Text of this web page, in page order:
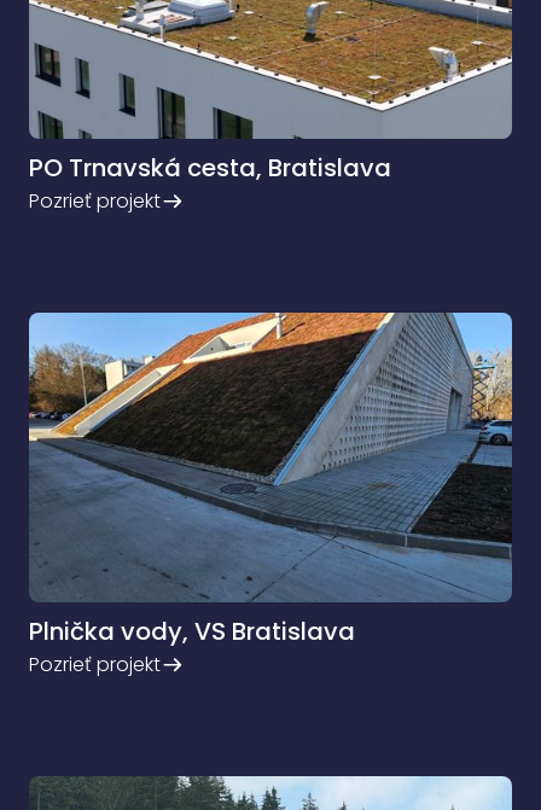
PO Trnavská cesta, Bratislava
Pozrieť projekt
Plnička vody, VS Bratislava
Pozrieť projekt